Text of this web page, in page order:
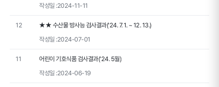
작성일 :2024-11-11
12
★★ 수산물 방사능 검사결과('24. 7. 1. ~ 12. 13.)
작성일 :2024-07-01
11
어린이 기호식품 검사결과('24. 5월)
작성일 :2024-06-19